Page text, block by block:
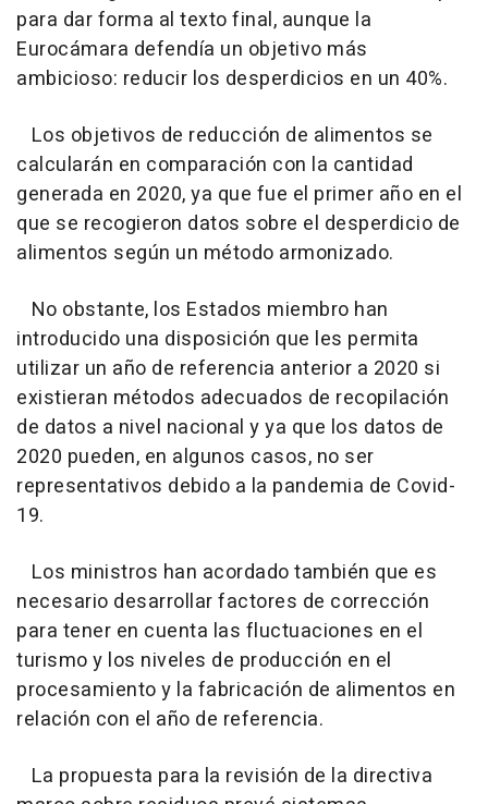
para dar forma al texto final, aunque la
Eurocámara defendía un objetivo más
ambicioso: reducir los desperdicios en un 40%.
Los objetivos de reducción de alimentos se
calcularán en comparación con la cantidad
generada en 2020, ya que fue el primer año en el
que se recogieron datos sobre el desperdicio de
alimentos según un método armonizado.
No obstante, los Estados miembro han
introducido una disposición que les permita
utilizar un año de referencia anterior a 2020 si
existieran métodos adecuados de recopilación
de datos a nivel nacional y ya que los datos de
2020 pueden, en algunos casos, no ser
representativos debido a la pandemia de Covid-
19.
Los ministros han acordado también que es
necesario desarrollar factores de corrección
para tener en cuenta las fluctuaciones en el
turismo y los niveles de producción en el
procesamiento y la fabricación de alimentos en
relación con el año de referencia.
La propuesta para la revisión de la directiva